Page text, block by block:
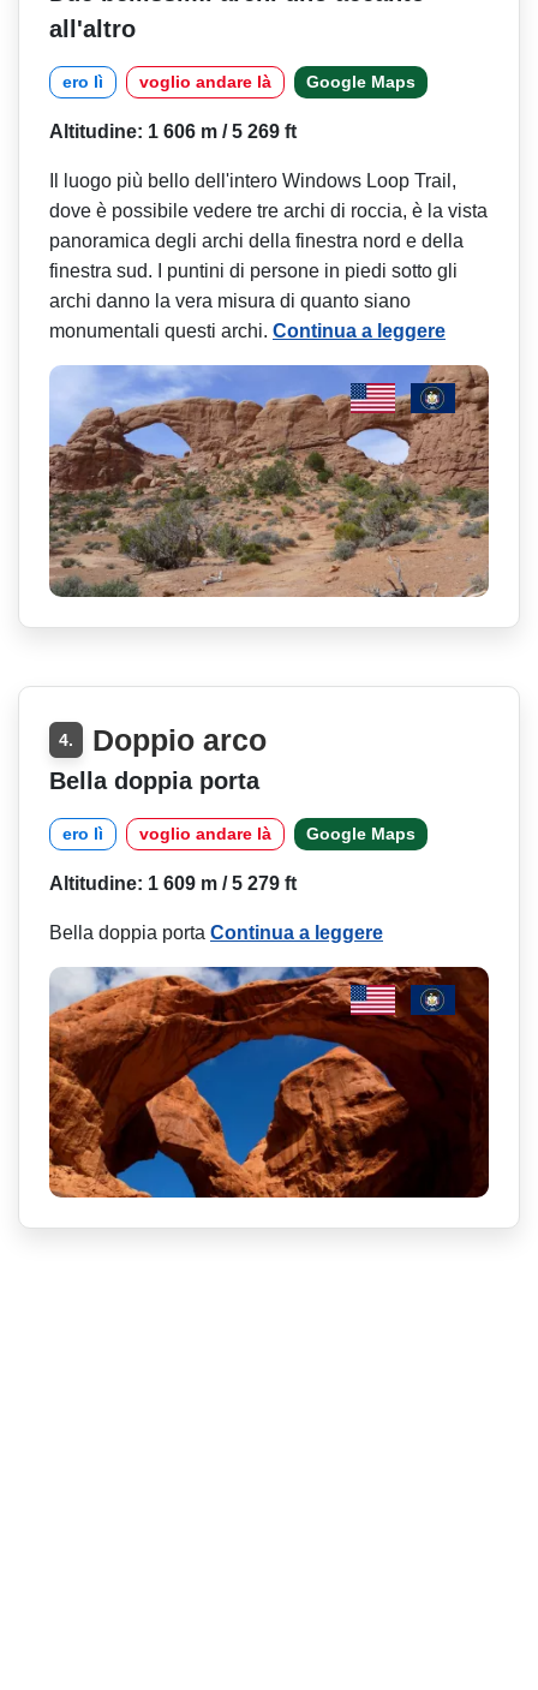
all'altro
ero lì voglio andare là Google Maps
Altitudine: 1 606 m / 5 269 ft
Il luogo più bello dell'intero Windows Loop Trail,
dove è possibile vedere tre archi di roccia, è la vista
panoramica degli archi della finestra nord e della
finestra sud. I puntini di persone in piedi sotto gli
archi danno la vera misura di quanto siano
monumentali questi archi. Continua a leggere
4. Doppio arco
Bella doppia porta
ero lì voglio andare là Google Maps
Altitudine: 1 609 m / 5 279 ft
Bella doppia porta Continua a leggere